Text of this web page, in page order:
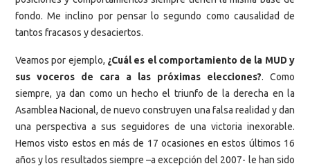
fondo. Me inclino por pensar lo segundo como causalidad de
tantos fracasos y desaciertos.
Veamos por ejemplo, ¿Cuál es el comportamiento de la MUD y
sus voceros de cara a las próximas elecciones?. Como
siempre, ya dan como un hecho el triunfo de la derecha en la
Asamblea Nacional, de nuevo construyen una falsa realidad y dan
una perspectiva a sus seguidores de una victoria inexorable.
Hemos visto estos en más de 17 ocasiones en estos últimos 16
años y los resultados siempre –a excepción del 2007- le han sido